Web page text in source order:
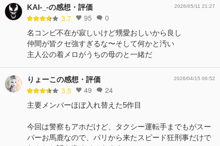
KAI-_-の感想・評価
3.7 95 0
2026/05/11 21:27
名コンビ不在が寂しいけど甥愛おしいから良し
仲間が皆クセ強すぎるな〜そして何かと汚い
主人公の着メロがうちの母のと一緒だ
りょーこの感想・評価
3.5 49 24
2026/04/15 06:52
主要メンバーほぼ入れ替えた5作目
今回は警察もアホだけど、タクシー運転手までもがスー
パーお馬鹿なので、パリから来たスピード狂刑事だけで